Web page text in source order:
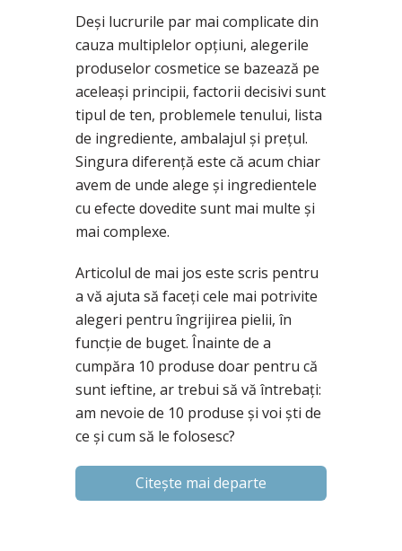
Deși lucrurile par mai complicate din
cauza multiplelor opțiuni, alegerile
produselor cosmetice se bazează pe
aceleași principii, factorii decisivi sunt
tipul de ten, problemele tenului, lista
de ingrediente, ambalajul și prețul.
Singura diferență este că acum chiar
avem de unde alege și ingredientele
cu efecte dovedite sunt mai multe și
mai complexe.
Articolul de mai jos este scris pentru
a vă ajuta să faceți cele mai potrivite
alegeri pentru îngrijirea pielii, în
funcție de buget. Înainte de a
cumpăra 10 produse doar pentru că
sunt ieftine, ar trebui să vă întrebați:
am nevoie de 10 produse și voi ști de
ce și cum să le folosesc?
Citește mai departe